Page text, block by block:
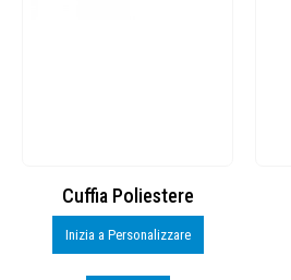
Cuffia Poliestere
Inizia a Personalizzare